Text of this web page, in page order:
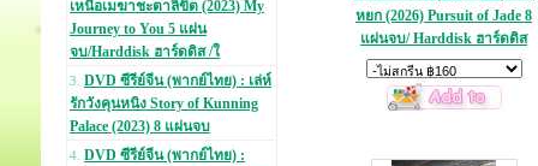
เหนือเมฆาชะตาลิขิต (2023) My
Journey to You 5 แผ่น
จบ/Harddisk ฮาร์ดดิส /ใ
3. DVD ซีรีย์จีน (พากย์ไทย) : เล่ห์
รักวังคุนหนิง Story of Kunning
Palace (2023) 8 แผ่นจบ
4. DVD ซีรีย์จีน (พากย์ไทย) :
หยก (2026) Pursuit of Jade 8
แผ่นจบ/ Harddisk ฮาร์ดดิส